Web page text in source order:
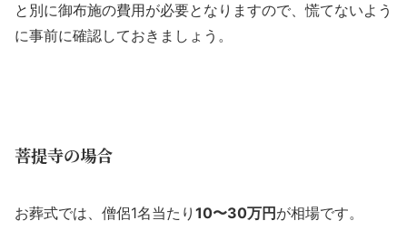
と別に御布施の費用が必要となりますので、慌てないよう
に事前に確認しておきましょう。
菩提寺の場合
お葬式では、僧侶1名当たり 10〜30万円 が相場です。